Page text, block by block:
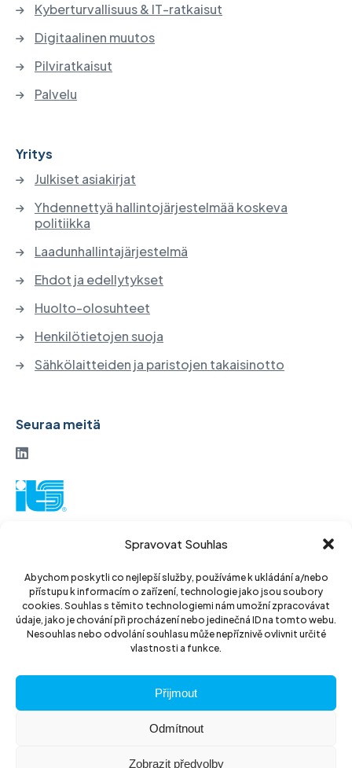
Spravovat Souhlas
Abychom poskytli co nejlepší služby, používáme k ukládání a/nebo
přístupu k informacím o zařízení, technologie jako jsou soubory
cookies. Souhlas s těmito technologiemi nám umožní zpracovávat
údaje, jako je chování při procházení nebo jedinečná ID na tomto webu.
Nesouhlas nebo odvolání souhlasu může nepříznivě ovlivnit určité
vlastnosti a funkce.
Přijmout
Odmítnout
Zobrazit předvolby
Kyberturvallisuus & IT-ratkaisut
Digitaalinen muutos
Pilviratkaisut
Palvelu
Yritys
Julkiset asiakirjat
Yhdennettyä hallintojärjestelmää koskeva
politiikka
Laadunhallintajärjestelmä
Ehdot ja edellytykset
Huolto-olosuhteet
Henkilötietojen suoja
Sähkölaitteiden ja paristojen takaisinotto
Seuraa meitä
130 52 Praha 3
Tšekin tasavalta
ID: 14889811